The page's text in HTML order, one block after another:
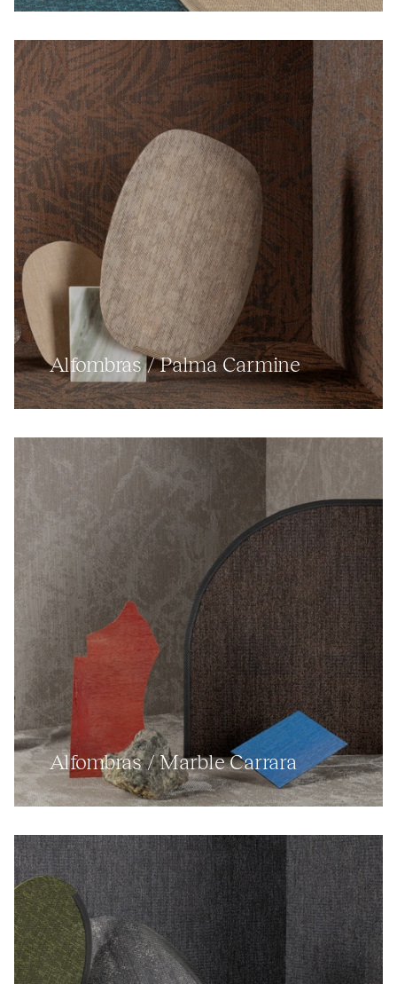
Alfombras / Palma Carmine
Alfombras / Marble Carrara